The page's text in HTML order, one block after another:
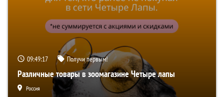
09:49:16 Получи первым!
Различные товары в зоомагазине Четыре лапы
Россия